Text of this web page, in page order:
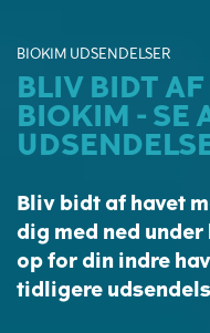
BIOKIM UDSENDELSER
BLIV BIDT
BIOKIM - SE
Bliv bidt af havet
dig med ned
op for din indre
tidligere